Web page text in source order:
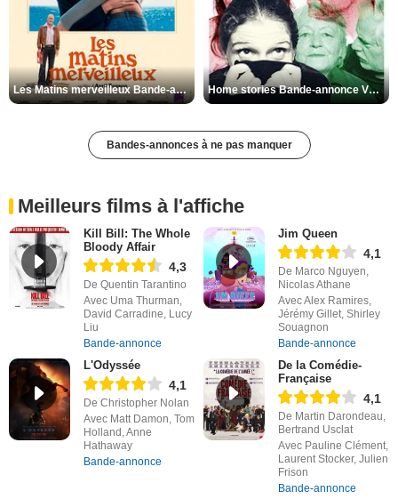
Les Matins merveilleux Bande-annonce VF Home stories Bande-annonce VO STFR
Bandes-annonces à ne pas manquer
Meilleurs films à l'affiche
Kill Bill: The Whole
Bloody Affair
4,3
De Quentin Tarantino
Avec Uma Thurman,
David Carradine, Lucy
Liu
Bande-annonce
Jim Queen
4,1
De Marco Nguyen,
Nicolas Athane
Avec Alex Ramires,
Jérémy Gillet, Shirley
Souagnon
Bande-annonce
L'Odyssée
4,1
De Christopher Nolan
Avec Matt Damon, Tom
Holland, Anne
Hathaway
Bande-annonce
De la Comédie-
Française
4,1
De Martin Darondeau,
Bertrand Usclat
Avec Pauline Clément,
Laurent Stocker, Julien
Frison
Bande-annonce